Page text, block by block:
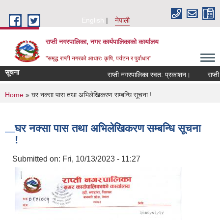
English
नेपाली
राप्ती नगरपालिका, नगर कार्यपालिकाको कार्यालय
"समृद्ध राप्ती नगरको आधारः कृषि, पर्यटन र पुर्वाधार"
सूचना राप्ती नगरपालिका स्वत: प्रकाशन। राप्ती
You are here
Home » घर नक्सा पास तथा अभिलेखिकरण सम्बन्धि सूचना !
घर नक्सा पास तथा अभिलेखिकरण सम्बन्धि सूचना
!
Submitted on: Fri, 10/13/2023 - 11:27